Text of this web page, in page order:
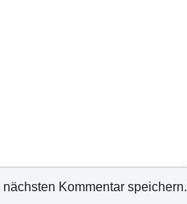
Kommentar speichern.